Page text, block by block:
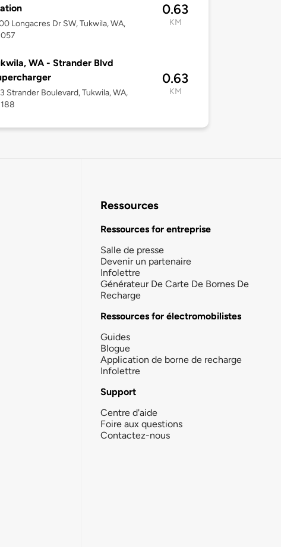
Longacres Dr SW, Tukwila, WA,
0.63
KM
WA - Strander Blvd
Strander Boulevard, Tukwila, WA,
0.63
KM
Ressources
Ressources for entreprise
Salle de presse
Devenir un partenaire
Infolettre
Générateur De Carte De Bornes De
Recharge
Ressources for électromobilistes
Guides
Blogue
Application de borne de recharge
Infolettre
Support
Centre d'aide
Foire aux questions
Contactez-nous